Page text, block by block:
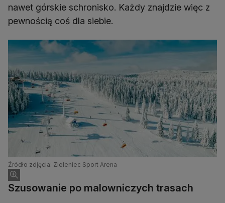
nawet górskie schronisko. Każdy znajdzie więc z
pewnością coś dla siebie.
Źródło zdjęcia: Zieleniec Sport Arena
Szusowanie po malowniczych trasach